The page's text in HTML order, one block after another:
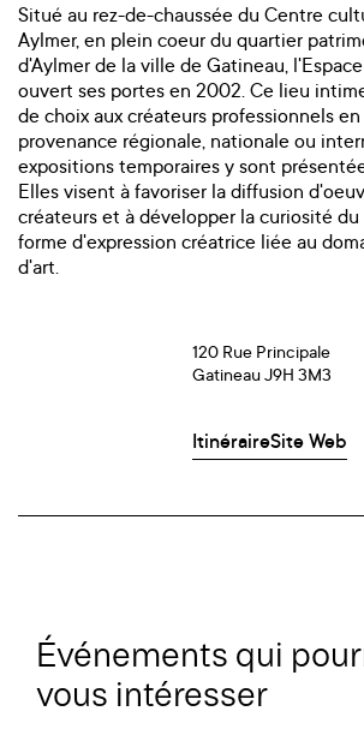
Situé au rez-de-chaussée du Centre
Aylmer, en plein coeur du quartier
d'Aylmer de la ville de Gatineau,
ouvert ses portes en 2002. Ce lieu
de choix aux créateurs professionnels
provenance régionale, nationale ou
expositions temporaires y sont
Elles visent à favoriser la diffusion
créateurs et à développer la curiosité
forme d'expression créatrice liée au
d'art.
120 Rue Principale
Gatineau J9H 3M3
ItinéraireSite Web
Événements qui
vous intéresser